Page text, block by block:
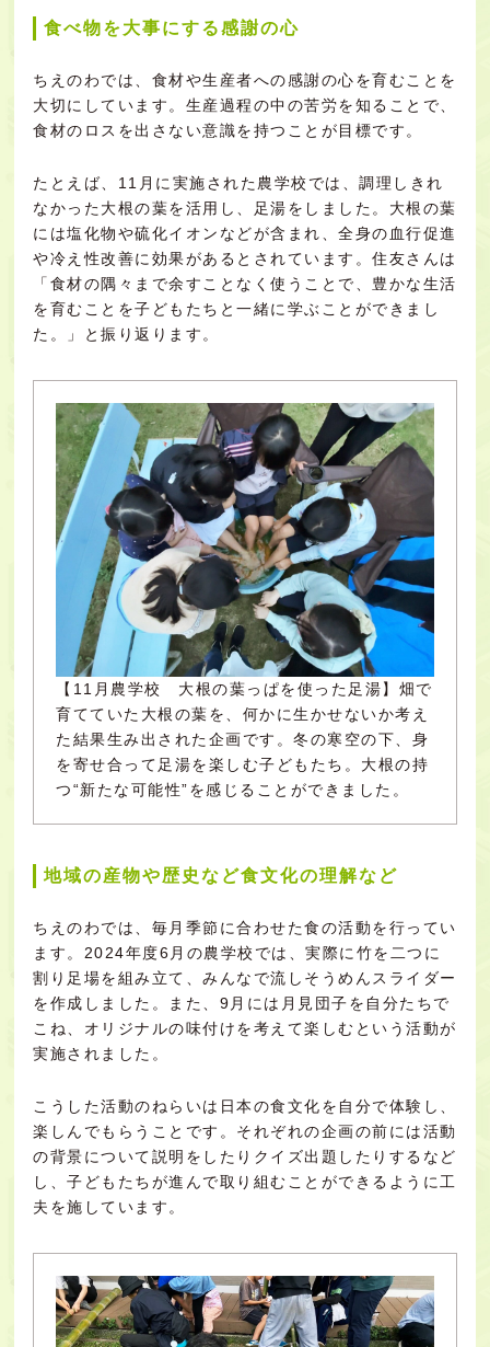
食べ物を大事にする感謝の心
ちえのわでは、食材や生産者への感謝の心を育むことを
大切にしています。生産過程の中の苦労を知ることで、
食材のロスを出さない意識を持つことが目標です。
たとえば、11月に実施された農学校では、調理しきれ
なかった大根の葉を活用し、足湯をしました。大根の葉
には塩化物や硫化イオンなどが含まれ、全身の血行促進
や冷え性改善に効果があるとされています。住友さんは
「食材の隅々まで余すことなく使うことで、豊かな生活
を育むことを子どもたちと一緒に学ぶことができまし
た。」と振り返ります。
【11月農学校 大根の葉っぱを使った足湯】畑で
育てていた大根の葉を、何かに生かせないか考え
た結果生み出された企画です。冬の寒空の下、身
を寄せ合って足湯を楽しむ子どもたち。大根の持
つ“新たな可能性”を感じることができました。
地域の産物や歴史など食文化の理解など
ちえのわでは、毎月季節に合わせた食の活動を行ってい
ます。2024年度6月の農学校では、実際に竹を二つに
割り足場を組み立て、みんなで流しそうめんスライダー
を作成しました。また、9月には月見団子を自分たちで
こね、オリジナルの味付けを考えて楽しむという活動が
実施されました。
こうした活動のねらいは日本の食文化を自分で体験し、
楽しんでもらうことです。それぞれの企画の前には活動
の背景について説明をしたりクイズ出題したりするなど
し、子どもたちが進んで取り組むことができるように工
夫を施しています。